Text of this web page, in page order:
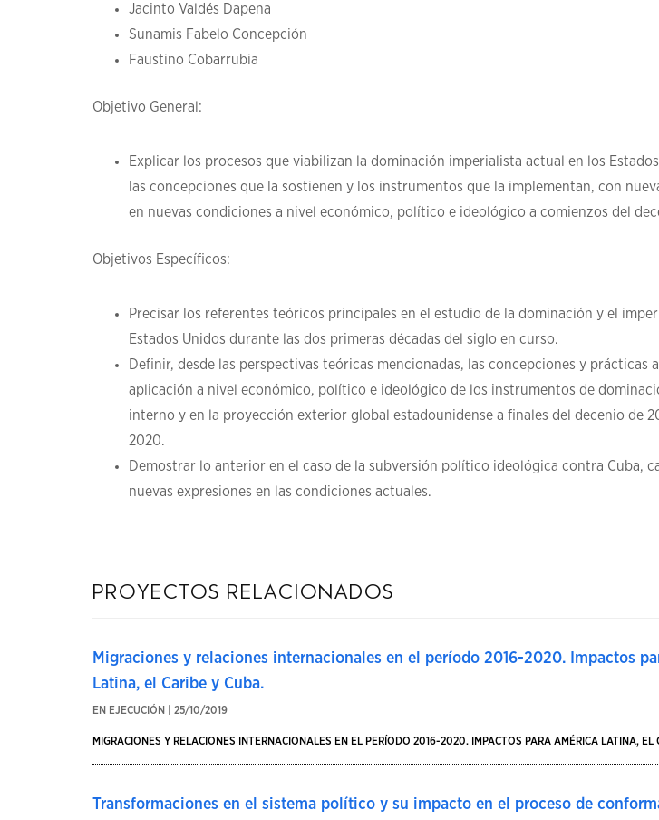
Jacinto Valdés Dapena
Sunamis Fabelo Concepción
Faustino Cobarrubia
Objetivo General:
Explicar los procesos que viabilizan la dominación imperialista actual en los
las concepciones que la sostienen y los instrumentos que la implementan, con
en nuevas condiciones a nivel económico, político e ideológico a comienzos del
Objetivos Específicos:
Precisar los referentes teóricos principales en el estudio de la dominación y el
Estados Unidos durante las dos primeras décadas del siglo en curso.
Definir, desde las perspectivas teóricas mencionadas, las concepciones y prácticas
aplicación a nivel económico, político e ideológico de los instrumentos de
interno y en la proyección exterior global estadounidense a finales del decenio de
2020.
Demostrar lo anterior en el caso de la subversión político ideológica contra Cuba,
nuevas expresiones en las condiciones actuales.
proyectos relacionados
Migraciones y relaciones internacionales en el período 2016-2020. Impactos
Latina, el Caribe y Cuba.
EN EJECUCIÓN | 25/10/2019
MIGRACIONES Y RELACIONES INTERNACIONALES EN EL PERÍODO 2016-2020. IMPACTOS PARA AMÉRICA LATINA, EL
Transformaciones en el sistema político y su impacto en el proceso de